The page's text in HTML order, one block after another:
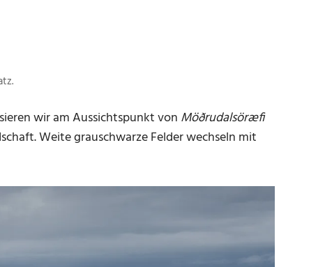
wir am Aussichtspunkt von Möðrudalsöræfi
Weite grauschwarze Felder wechseln mit